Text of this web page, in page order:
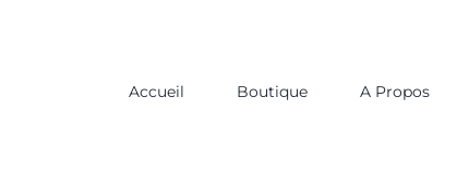
Accueil Boutique A Propos